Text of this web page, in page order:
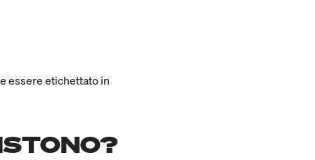
essere etichettato in